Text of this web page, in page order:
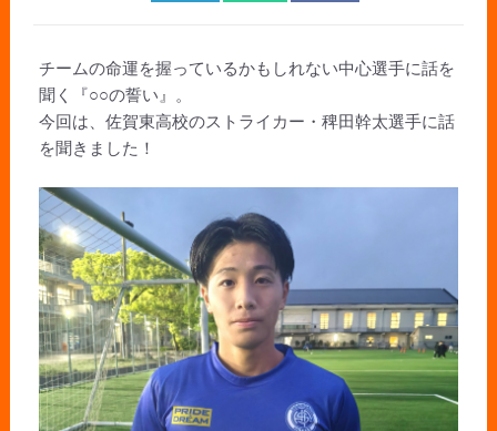
チームの命運を握っているかもしれない中心選手に話を
聞く『○○の誓い』。
今回は、佐賀東高校のストライカー・稗田幹太選手に話
を聞きました！